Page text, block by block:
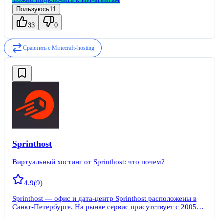
Пользуюсь11
33 0
Сравнить сMinecraft-hosting
Sprinthost
Виртуальный хостинг от Sprinthost: что почем?
4.9(9)
Sprinthost — офис и дата-центр Sprinthost расположены в
Санкт-Петербурге. На рынке сервис присутствует с 2005